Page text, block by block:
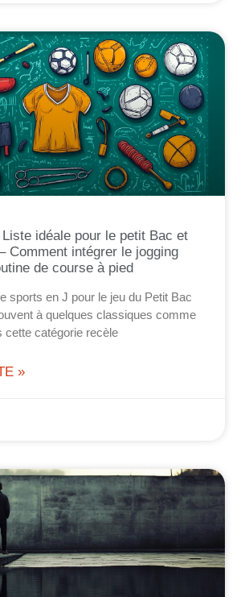
idéale pour le petit Bac et
Comment intégrer le jogging
de course à pied
sports en J pour le jeu du Petit Bac
à quelques classiques comme
cette catégorie recèle
»